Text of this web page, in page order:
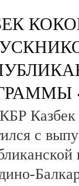
Казбек
с